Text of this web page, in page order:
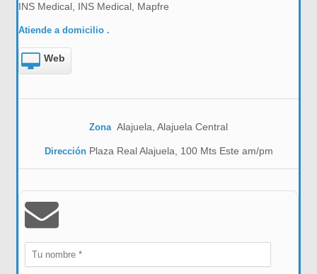
INS Medical, INS Medical, Mapfre
Atiende a domicilio .
Web
Zona Alajuela, Alajuela Central
DirecciónPlaza Real Alajuela, 100 Mts Este am/pm